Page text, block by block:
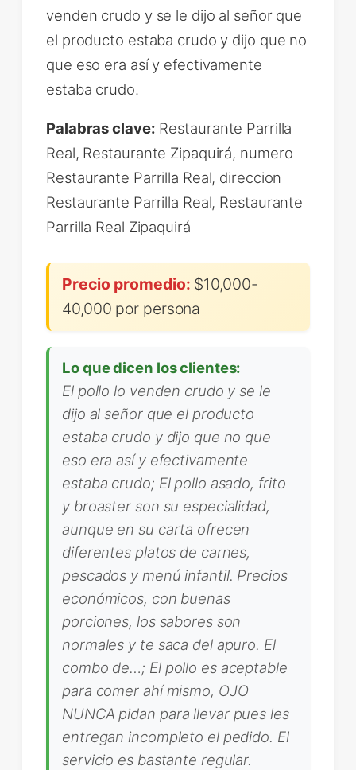
venden crudo y se le dijo al señor que
el producto estaba crudo y dijo que no
que eso era así y efectivamente
estaba crudo.
Palabras clave: Restaurante Parrilla
Real, Restaurante Zipaquirá, numero
Restaurante Parrilla Real, direccion
Restaurante Parrilla Real, Restaurante
Parrilla Real Zipaquirá
Precio promedio: $10,000-
40,000 por persona
Lo que dicen los clientes:
El pollo lo venden crudo y se le
dijo al señor que el producto
estaba crudo y dijo que no que
eso era así y efectivamente
estaba crudo; El pollo asado, frito
y broaster son su especialidad,
aunque en su carta ofrecen
diferentes platos de carnes,
pescados y menú infantil. Precios
económicos, con buenas
porciones, los sabores son
normales y te saca del apuro. El
combo de…; El pollo es aceptable
para comer ahí mismo, OJO
NUNCA pidan para llevar pues les
entregan incompleto el pedido. El
servicio es bastante regular.